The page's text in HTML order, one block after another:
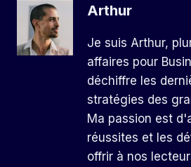
Arthur
Je suis Arthur,
affaires pour
déchiffre les
stratégies des
Ma passion est
réussites et les
offrir à nos